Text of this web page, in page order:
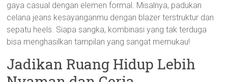
gaya casual dengan elemen formal. Misalnya, padukan
celana jeans kesayanganmu dengan blazer terstruktur dan
sepatu heels. Siapa sangka, kombinasi yang tak terduga
bisa menghasilkan tampilan yang sangat memukau!
Jadikan Ruang Hidup Lebih